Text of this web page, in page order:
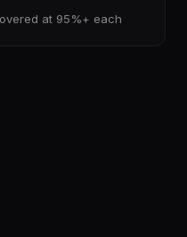
at 95%+ each